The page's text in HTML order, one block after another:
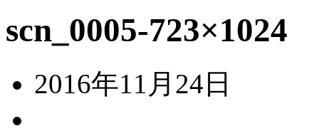
scn_0005-723×1024
2016年11月24日